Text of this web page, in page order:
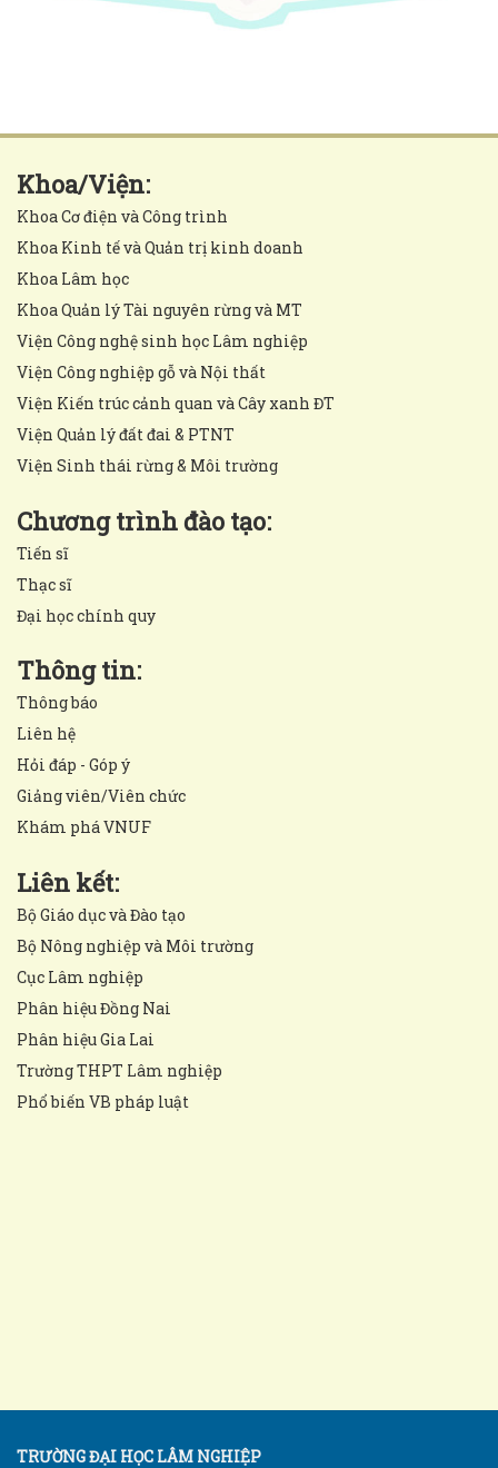
Khoa/Viện:
Khoa Cơ điện và Công trình
Khoa Kinh tế và Quản trị kinh doanh
Khoa Lâm học
Khoa Quản lý Tài nguyên rừng và MT
Viện Công nghệ sinh học Lâm nghiệp
Viện Công nghiệp gỗ và Nội thất
Viện Kiến trúc cảnh quan và Cây xanh ĐT
Viện Quản lý đất đai & PTNT
Viện Sinh thái rừng & Môi trường
Chương trình đào tạo:
Tiến sĩ
Thạc sĩ
Đại học chính quy
Thông tin:
Thông báo
Liên hệ
Hỏi đáp - Góp ý
Giảng viên/Viên chức
Khám phá VNUF
Liên kết:
Bộ Giáo dục và Đào tạo
Bộ Nông nghiệp và Môi trường
Cục Lâm nghiệp
Phân hiệu Đồng Nai
Phân hiệu Gia Lai
Trường THPT Lâm nghiệp
Phổ biến VB pháp luật
TRƯỜNG ĐẠI HỌC LÂM NGHIỆP